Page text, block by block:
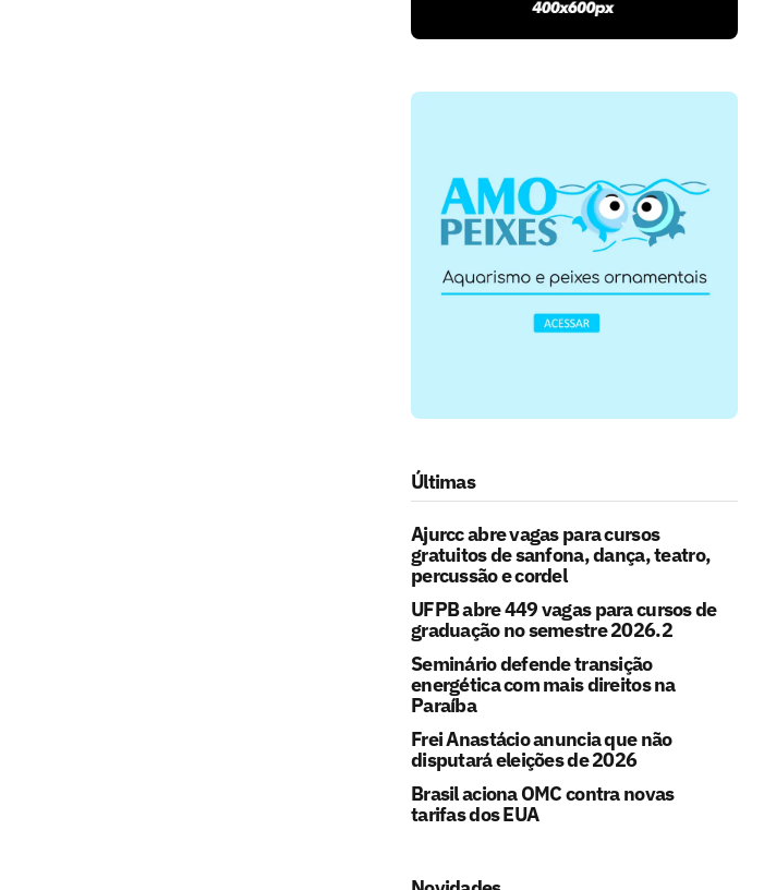
Últimas
Ajurcc abre vagas para cursos
gratuitos de sanfona, dança, teatro,
percussão e cordel
UFPB abre 449 vagas para cursos de
graduação no semestre 2026.2
Seminário defende transição
energética com mais direitos na
Paraíba
Frei Anastácio anuncia que não
disputará eleições de 2026
Brasil aciona OMC contra novas
tarifas dos EUA